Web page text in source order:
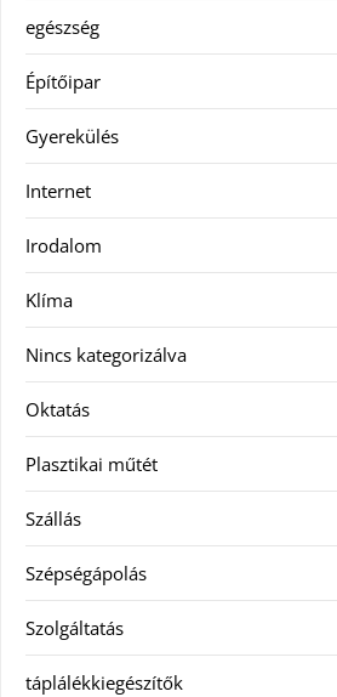
egészség
Építőipar
Gyerekülés
Internet
Irodalom
Klíma
Nincs kategorizálva
Oktatás
Plasztikai műtét
Szállás
Szépségápolás
Szolgáltatás
táplálékkiegészítők